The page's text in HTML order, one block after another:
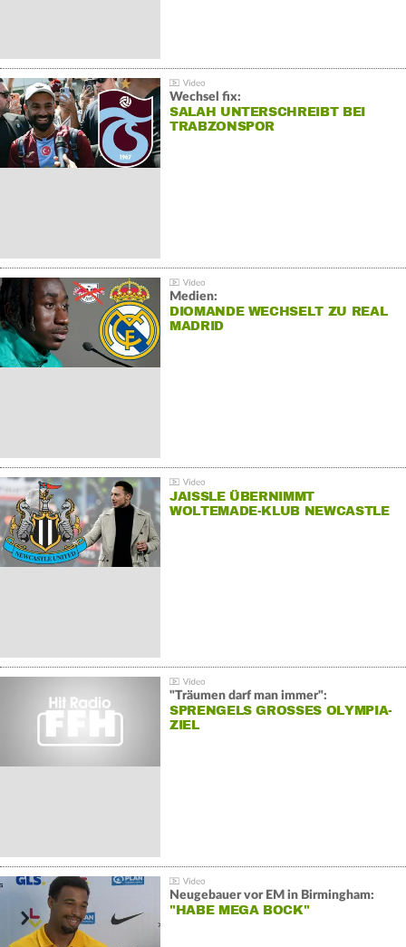
Wechsel fix:
SALAH UNTERSCHREIBT BEI
TRABZONSPOR
Medien:
DIOMANDE WECHSELT ZU REAL
MADRID
JAISSLE ÜBERNIMMT
WOLTEMADE-KLUB NEWCASTLE
"Träumen darf man immer":
SPRENGELS GROSSES OLYMPIA-Z
IEL
Neugebauer vor EM in Birmingham:
"HABE MEGA BOCK"